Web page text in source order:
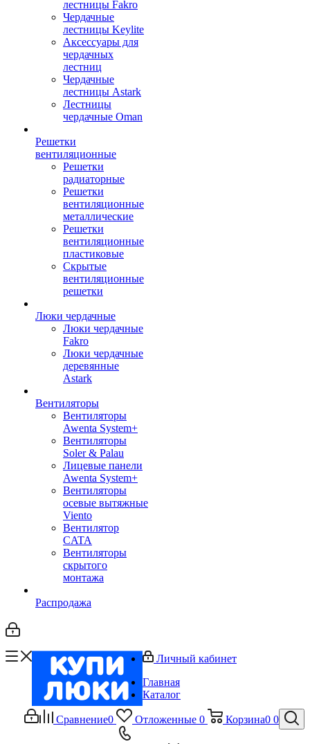
лестницы Fakro
Чердачные
лестницы Keylite
Аксессуары для
чердачных
лестниц
Чердачные
лестницы Astark
Лестницы
чердачные Oman
Решетки
вентиляционные
Решетки
радиаторные
Решетки
вентиляционные
металлические
Решетки
вентиляционные
пластиковые
Скрытые
вентиляционные
решетки
Люки чердачные
Люки чердачные
Fakro
Люки чердачные
деревянные
Astark
Вентиляторы
Вентиляторы
Awenta System+
Вентиляторы
Soler & Palau
Лицевые панели
Awenta System+
Вентиляторы
осевые вытяжные
Viento
Вентилятор
CATA
Вентиляторы
скрытого
монтажа
Распродажа
Сравнение0 Отложенные 0 Корзина0 0
Личный кабинет
Главная
Каталог